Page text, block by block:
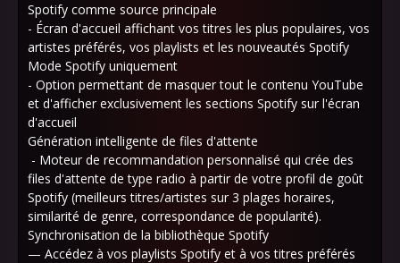
Spotify comme source principale
- Écran d'accueil affichant vos titres les plus populaires, vos
artistes préférés, vos playlists et les nouveautés Spotify
Mode Spotify uniquement
- Option permettant de masquer tout le contenu YouTube
et d'afficher exclusivement les sections Spotify sur l'écran
d'accueil
Génération intelligente de files d'attente
- Moteur de recommandation personnalisé qui crée des
files d'attente de type radio à partir de votre profil de goût
Spotify (meilleurs titres/artistes sur 3 plages horaires,
similarité de genre, correspondance de popularité).
Synchronisation de la bibliothèque Spotify
— Accédez à vos playlists Spotify et à vos titres préférés